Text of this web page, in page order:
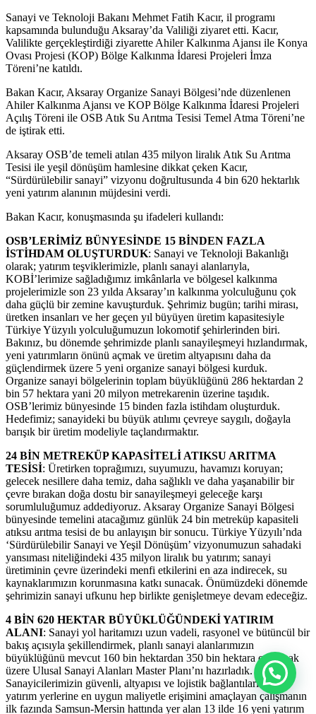
Sanayi ve Teknoloji Bakanı Mehmet Fatih Kacır, il programı
kapsamında bulunduğu Aksaray’da Valiliği ziyaret etti. Kacır,
Valilikte gerçekleştirdiği ziyarette Ahiler Kalkınma Ajansı ile Konya
Ovası Projesi (KOP) Bölge Kalkınma İdaresi Projeleri İmza
Töreni’ne katıldı.
Bakan Kacır, Aksaray Organize Sanayi Bölgesi’nde düzenlenen
Ahiler Kalkınma Ajansı ve KOP Bölge Kalkınma İdaresi Projeleri
Açılış Töreni ile OSB Atık Su Arıtma Tesisi Temel Atma Töreni’ne
de iştirak etti.
Aksaray OSB’de temeli atılan 435 milyon liralık Atık Su Arıtma
Tesisi ile yeşil dönüşüm hamlesine dikkat çeken Kacır,
“Sürdürülebilir sanayi” vizyonu doğrultusunda 4 bin 620 hektarlık
yeni yatırım alanının müjdesini verdi.
Bakan Kacır, konuşmasında şu ifadeleri kullandı:
OSB’LERİMİZ BÜNYESİNDE 15 BİNDEN FAZLA
İSTİHDAM OLUŞTURDUK: Sanayi ve Teknoloji Bakanlığı
olarak; yatırım teşviklerimizle, planlı sanayi alanlarıyla,
KOBİ’lerimize sağladığımız imkânlarla ve bölgesel kalkınma
projelerimizle son 23 yılda Aksaray’ın kalkınma yolculuğunu çok
daha güçlü bir zemine kavuşturduk. Şehrimiz bugün; tarihi mirası,
üretken insanları ve her geçen yıl büyüyen üretim kapasitesiyle
Türkiye Yüzyılı yolculuğumuzun lokomotif şehirlerinden biri.
Bakınız, bu dönemde şehrimizde planlı sanayileşmeyi hızlandırmak,
yeni yatırımların önünü açmak ve üretim altyapısını daha da
güçlendirmek üzere 5 yeni organize sanayi bölgesi kurduk.
Organize sanayi bölgelerinin toplam büyüklüğünü 286 hektardan 2
bin 57 hektara yani 20 milyon metrekarenin üzerine taşıdık.
OSB’lerimiz bünyesinde 15 binden fazla istihdam oluşturduk.
Hedefimiz; sanayideki bu büyük atılımı çevreye saygılı, doğayla
barışık bir üretim modeliyle taçlandırmaktır.
24 BİN METREKÜP KAPASİTELİ ATIKSU ARITMA
TESİSİ: Üretirken toprağımızı, suyumuzu, havamızı koruyan;
gelecek nesillere daha temiz, daha sağlıklı ve daha yaşanabilir bir
çevre bırakan doğa dostu bir sanayileşmeyi geleceğe karşı
sorumluluğumuz addediyoruz. Aksaray Organize Sanayi Bölgesi
bünyesinde temelini atacağımız günlük 24 bin metreküp kapasiteli
atıksu arıtma tesisi de bu anlayışın bir sonucu. Türkiye Yüzyılı’nda
‘Sürdürülebilir Sanayi ve Yeşil Dönüşüm’ vizyonumuzun sahadaki
yansıması niteliğindeki 435 milyon liralık bu yatırım; sanayi
üretiminin çevre üzerindeki menfi etkilerini en aza indirecek, su
kaynaklarımızın korunmasına katkı sunacak. Önümüzdeki dönemde
şehrimizin sanayi ufkunu hep birlikte genişletmeye devam edeceğiz.
4 BİN 620 HEKTAR BÜYÜKLÜĞÜNDEKİ YATIRIM
ALANI: Sanayi yol haritamızı uzun vadeli, rasyonel ve bütüncül bir
bakış açısıyla şekillendirmek, planlı sanayi alanlarımızın
büyüklüğünü mevcut 160 bin hektardan 350 bin hektara çıkarmak
üzere Ulusal Sanayi Alanları Master Planı’nı hazırladık.
Sanayicilerimizin güvenli, altyapısı ve lojistik bağlantıları güçlü
yatırım yerlerine en uygun maliyetle erişimini amaçlayan çalışmanın
ilk fazında Samsun-Mersin hattında yer alan 13 ilde 16 yeni yatırım